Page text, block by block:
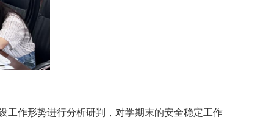
工作形势进行分析研判，对学期末的安全稳定工作